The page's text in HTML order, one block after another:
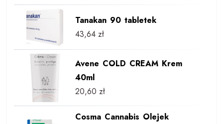
Tanakan 90 tabletek
43,64 zł
Avene COLD CREAM Krem
40ml
20,60 zł
Cosma Cannabis Olejek